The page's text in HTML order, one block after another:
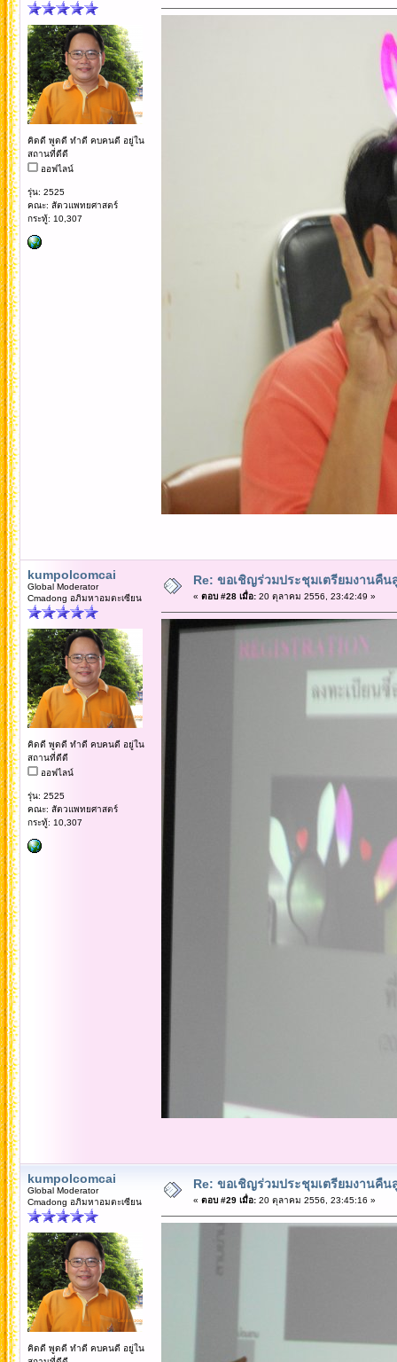
คิดดี พูดดี ทำดี คบคนดี อยู่ใน
สถานที่ดีดี
ออฟไลน์
รุ่น: 2525
คณะ: สัตวแพทยศาสตร์
กระทู้: 10,307
kumpolcomcai
Global Moderator
Cmadong อภิมหาอมตะเซียน
คิดดี พูดดี ทำดี คบคนดี อยู่ใน
สถานที่ดีดี
ออฟไลน์
รุ่น: 2525
คณะ: สัตวแพทยศาสตร์
กระทู้: 10,307
Re: ขอเชิญร่วมประชุมเตรียมงานคืน
« ตอบ #28 เมื่อ:20 ตุลาคม 2556, 23:42:49 »
kumpolcomcai
Global Moderator
Cmadong อภิมหาอมตะเซียน
คิดดี พูดดี ทำดี คบคนดี อยู่ใน
Re: ขอเชิญร่วมประชุมเตรียมงานคืน
« ตอบ #29 เมื่อ:20 ตุลาคม 2556, 23:45:16 »